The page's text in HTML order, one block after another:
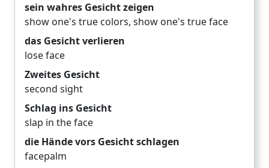
sein wahres Gesicht zeigen
show one's true colors, show one's true face
das Gesicht verlieren
lose face
Zweites Gesicht
second sight
Schlag ins Gesicht
slap in the face
die Hände vors Gesicht schlagen
facepalm